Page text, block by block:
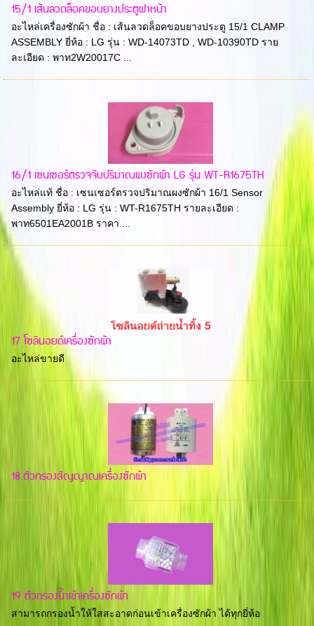
15/1 เส้นลวดล็อคขอบยางประตูฝาหน้า
อะไหล่เครื่องซักผ้า ชื่อ : เส้นลวดล็อคขอบยางประตู 15/1 CLAMP
ASSEMBLY ยี่ห้อ : LG รุ่น : WD-14073TD , WD-10390TD ราย
ละเอียด : พาท2W20017C ...
16/1 เซนเซอร์ตรวจจับปริมาณผงซักผ้า LG รุ่น WT-R1675TH
อะไหล่แท้ ชื่อ : เซนเซอร์ตรวจปริมาณผงซักผ้า 16/1 Sensor
Assembly ยี่ห้อ : LG รุ่น : WT-R1675TH รายละเอียด :
พาท6501EA2001B ราคา ...
17 โซลินอยด์เครื่องซักผ้า
อะไหล่ขายดี
18.ตัวกรองสัญญาณเครื่องซักผ้า
19 ตัวกรองน้ำเข้าเครื่องซักผ้า
สามารถกรองน้ำให้ใสสะอาดก่อนเข้าเครื่องซักผ้า ได้ทุกยี่ห้อ